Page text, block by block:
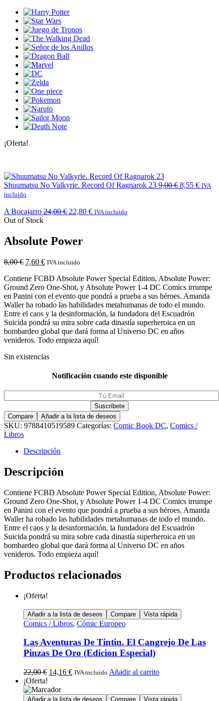
¡Oferta!
Shuumatsu No Valkyrie. Record Of Ragnarok 23 9,00€ 8,55 € IVA
incluido
A Bocajarro 24,00€ 22,80 € IVA incluido
Out of Stock
Absolute Power
8,00€ 7,60 € IVA incluido
Contiene FCBD Absolute Power Special Edition, Absolute Power:
Ground Zero One-Shot, y Absolute Power 1-4 DC Comics irrumpe
en Panini con el evento que pondrá a prueba a sus héroes. Amanda
Waller ha robado las habilidades metahumanas de todo el mundo.
Entre el caos y la desinformación, la fundadora del Escuadrón
Suicida pondrá su mira sobre cada dinastía superheroica en un
bombardeo global que dará forma al Universo DC en años
venideros. Todo empieza aquí!
Sin existencias
Notificación cuando este disponible
Compare Añadir a la lista de deseos
SKU: 9788410519589 Categorías: Comic Book DC, Comics /
Libros
Descripción
Descripción
Contiene FCBD Absolute Power Special Edition, Absolute Power:
Ground Zero One-Shot, y Absolute Power 1-4 DC Comics irrumpe
en Panini con el evento que pondrá a prueba a sus héroes. Amanda
Waller ha robado las habilidades metahumanas de todo el mundo.
Entre el caos y la desinformación, la fundadora del Escuadrón
Suicida pondrá su mira sobre cada dinastía superheroica en un
bombardeo global que dará forma al Universo DC en años
venideros. Todo empieza aquí!
Productos relacionados
¡Oferta!
Añadir a la lista de deseos Compare Vista rápida
Comics / Libros, Cómic Europeo
Las Aventuras De Tintin. El Cangrejo De Las
Pinzas De Oro (Edicion Especial)
22,00€ 14,16 € IVA incluido Añadir al carrito
¡Oferta!
Añadir a la lista de deseos Compare Vista rápida